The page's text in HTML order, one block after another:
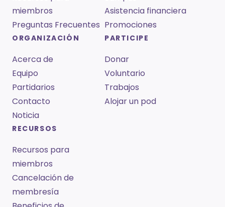
miembros
Preguntas Frecuentes
Asistencia financiera
Promociones
ORGANIZACIÓN
Acerca de
Equipo
Partidarios
Contacto
Noticia
PARTICIPE
Donar
Voluntario
Trabajos
Alojar un pod
RECURSOS
Recursos para
miembros
Cancelación de
membresía